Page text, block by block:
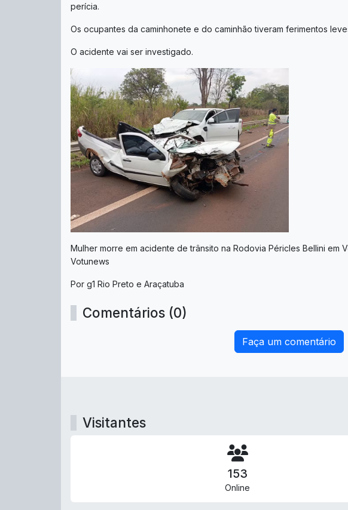
perícia.
Os ocupantes da caminhonete e do caminhão tiveram ferimentos
O acidente vai ser investigado.
Mulher morre em acidente de trânsito na Rodovia Péricles Bellini em
Votunews
Por g1 Rio Preto e Araçatuba
Comentários (0)
Faça um comentário
Visitantes
153
Online